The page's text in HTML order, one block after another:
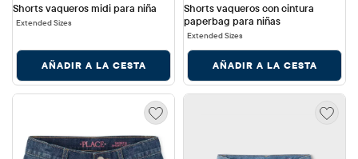
Shorts vaqueros midi para niña
Extended Sizes
AÑADIR A LA CESTA
Shorts vaqueros con cintura
paperbag para niñas
Extended Sizes
AÑADIR A LA CESTA